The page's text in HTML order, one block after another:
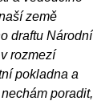
země
draftu Národní
rozmezí
pokladna a
poradit,